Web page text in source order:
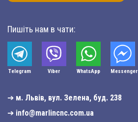
Пишіть нам в чати:
Telegram Viber WhatsApp Мessenger
➔ м. Львів, вул. Зелена, буд. 238
➔ info@marlincnc.com.ua